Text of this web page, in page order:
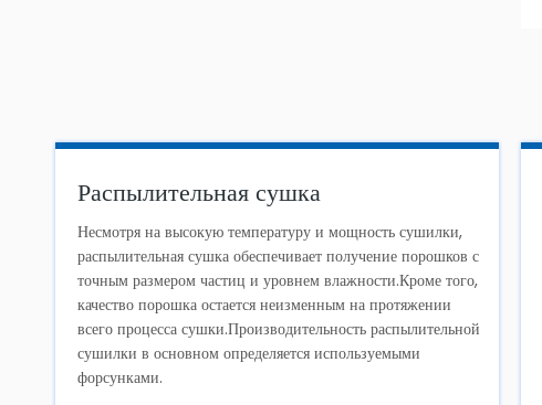
Распылительная сушка
Несмотря на высокую температуру и мощность сушилки,
распылительная сушка обеспечивает получение порошков с
точным размером частиц и уровнем влажности.Кроме того,
качество порошка остается неизменным на протяжении
всего процесса сушки.Производительность распылительной
сушилки в основном определяется используемыми
форсунками.